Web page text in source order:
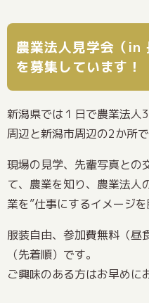
農業法人見学会（in
を募集しています！
新潟県では１日で農業法人
周辺と新潟市周辺の2か所で
現場の見学、先輩写真との
て、農業を知り、農業法人
業を”仕事にするイメージ
服装自由、参加費無料（昼
（先着順）です。
ご興味のある方はお早めに